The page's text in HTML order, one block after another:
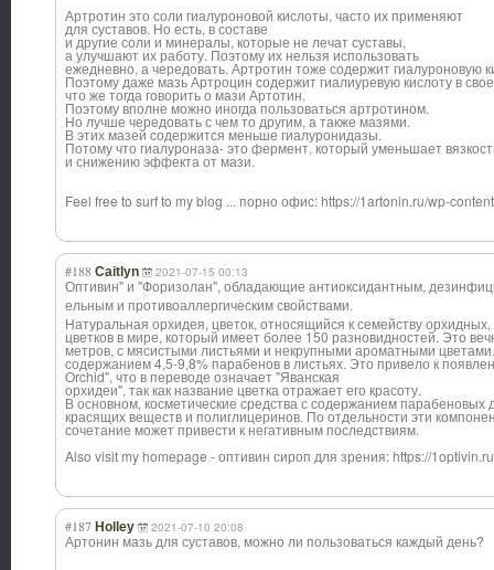
Артротин это соли гиалуроновой кислоты, часто их применяют
для суставов. Но есть, в составе
и другие соли и минералы, которые не лечат суставы,
а улучшают их работу. Поэтому их нельзя использовать
ежедневно, а чередовать. Артротин тоже содержит гиалуроновую
Поэтому даже мазь Артроцин содержит гиалиуревую кислоту в
что же тогда говорить о мази Артотин.
Поэтому вполне можно иногда пользоваться артротином.
Но лучше чередовать с чем то другим, а также мазями.
В этих мазей содержится меньше гиалуронидазы.
Потому что гиалуроназа- это фермент, который уменьшает
и снижению эффекта от мази.
Feel free to surf to my blog ... порно офис: https://1artonin.ru/wp-
#188 Caitlyn 2021-07-15 00:13
Оптивин" и "Форизолан", обладающие антиоксидантным,
ельным и противоаллергическим свойствами.
Натуральная орхидея, цветок, относящийся к семейству
цветков в мире, который имеет более 150 разновидностей. Это
метров, с мясистыми листьями и некрупными ароматными
содержанием 4,5-9,8% парабенов в листьях. Это привело к
Orchid", что в переводе означает "Яванская
орхидеи", так как название цветка отражает его красоту.
В основном, косметические средства с содержанием парабеновых
красящих веществ и полиглицеринов. По отдельности эти
сочетание может привести к негативным последствиям.
Also visit my homepage - оптивин сироп для зрения: https://
#187 Holley 2021-07-10 20:08
Артонин мазь для суставов, можно ли пользоваться каждый день?